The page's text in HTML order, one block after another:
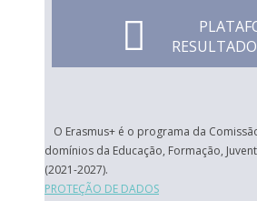
O Erasmus+ é o programa da
domínios da Educação, Formação,
(2021-2027).
PROTEÇÃO DE DADOS